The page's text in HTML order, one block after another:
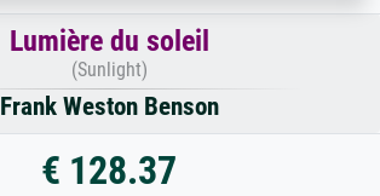
Lumière du soleil
(Sunlight)
Frank Weston Benson
€ 128.37